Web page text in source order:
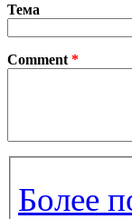
Тема
Comment *
Более